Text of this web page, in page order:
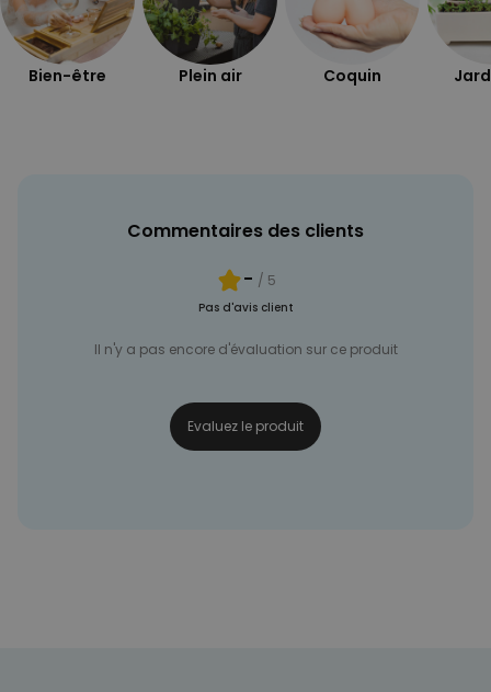
Bien-être Plein air Coquin
Commentaires des clients
- / 5
Pas d'avis client
Il n'y a pas encore d'évaluation sur ce produit
Evaluez le produit
PERFORMANCE
COMMERCIALISATION